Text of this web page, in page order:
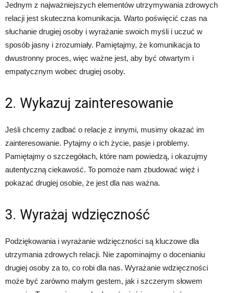
Jednym z najważniejszych elementów utrzymywania zdrowych
relacji jest skuteczna komunikacja. Warto poświęcić czas na
słuchanie drugiej osoby i wyrażanie swoich myśli i uczuć w
sposób jasny i zrozumiały. Pamiętajmy, że komunikacja to
dwustronny proces, więc ważne jest, aby być otwartym i
empatycznym wobec drugiej osoby.
2. Wykazuj zainteresowanie
Jeśli chcemy zadbać o relacje z innymi, musimy okazać im
zainteresowanie. Pytajmy o ich życie, pasje i problemy.
Pamiętajmy o szczegółach, które nam powiedzą, i okazujmy
autentyczną ciekawość. To pomoże nam zbudować więź i
pokazać drugiej osobie, że jest dla nas ważna.
3. Wyrażaj wdzięczność
Podziękowania i wyrażanie wdzięczności są kluczowe dla
utrzymania zdrowych relacji. Nie zapominajmy o docenianiu
drugiej osoby za to, co robi dla nas. Wyrażanie wdzięczności
może być zarówno małym gestem, jak i szczerym słowem